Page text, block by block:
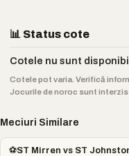
📊 Status cote
Cotele nu sunt
Cotele pot varia. Verifică
Jocurile de noroc sunt
Meciuri Similare
⚽ST Mirren vs ST